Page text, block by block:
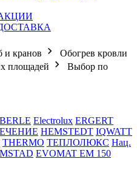
и кранов
Обогрев кровли
площадей
Выбор по
Electrolux ERGERT
HEMSTEDT IQWATT
THERMO ТЕПЛОЛЮКС Нац.
EVOMAT EM 150